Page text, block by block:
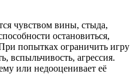
чувством вины, стыда,
остановиться,
попытках ограничить игру
вспыльчивость, агрессия.
или недооценивает её